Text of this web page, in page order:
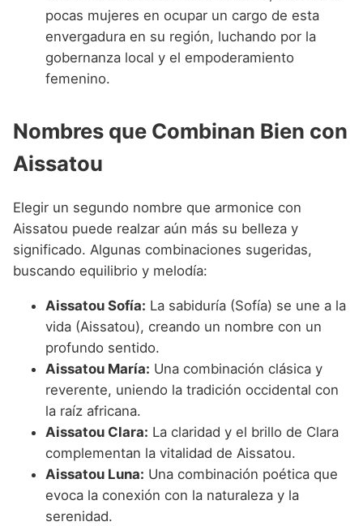
pocas mujeres en ocupar un cargo de esta
envergadura en su región, luchando por la
gobernanza local y el empoderamiento
femenino.
Nombres que Combinan Bien con
Aissatou
Elegir un segundo nombre que armonice con
Aissatou puede realzar aún más su belleza y
significado. Algunas combinaciones sugeridas,
buscando equilibrio y melodía:
Aissatou Sofía: La sabiduría (Sofía) se une a la
vida (Aissatou), creando un nombre con un
profundo sentido.
Aissatou María: Una combinación clásica y
reverente, uniendo la tradición occidental con
la raíz africana.
Aissatou Clara: La claridad y el brillo de Clara
complementan la vitalidad de Aissatou.
Aissatou Luna: Una combinación poética que
evoca la conexión con la naturaleza y la
serenidad.